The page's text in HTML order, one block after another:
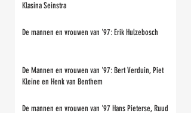
Klasina Seinstra
De mannen en vrouwen van '97: Erik Hulzebosch
De Mannen en vrouwen van '97: Bert Verduin, Piet
Kleine en Henk van Benthem
De mannen en vrouwen van '97 Hans Pieterse, Ruud